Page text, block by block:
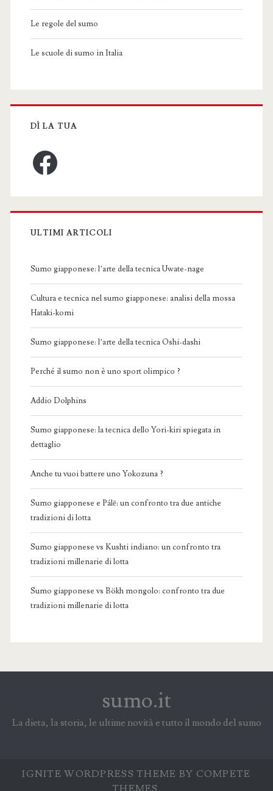
Le regole del sumo
Le scuole di sumo in Italia
DÌ LA TUA
Facebook
ULTIMI ARTICOLI
Sumo giapponese: l’arte della tecnica Uwate-nage
Cultura e tecnica nel sumo giapponese: analisi della mossa
Hataki-komi
Sumo giapponese: l’arte della tecnica Oshi-dashi
Perché il sumo non è uno sport olimpico ?
Addio Dolphins
Sumo giapponese: la tecnica dello Yori-kiri spiegata in
dettaglio
Anche tu vuoi battere uno Yokozuna ?
Sumo giapponese e Pálē: un confronto tra due antiche
tradizioni di lotta
Sumo giapponese vs Kushti indiano: un confronto tra
tradizioni millenarie di lotta
Sumo giapponese vs Bökh mongolo: confronto tra due
tradizioni millenarie di lotta
sumo.it
La dieta, la storia, le ultime novità e tutto il mondo del sumo
IGNITE WORDPRESS THEME BY COMPETE